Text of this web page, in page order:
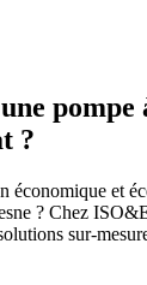
pompe
?
économique et
? Chez
sur-